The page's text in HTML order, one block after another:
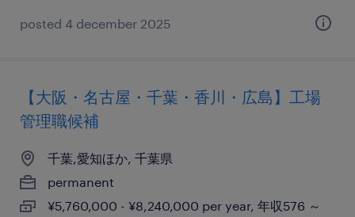
posted 4 december 2025
【大阪・名古屋・千葉・香川・広島】工場
管理職候補
千葉,愛知ほか, 千葉県
permanent
¥5,760,000 - ¥8,240,000 per year, 年収576 ～